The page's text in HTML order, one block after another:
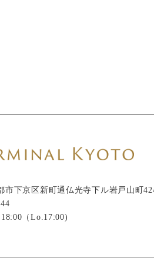
下京区新町通仏光寺下ル岩戸山町
（Lo.17:00)